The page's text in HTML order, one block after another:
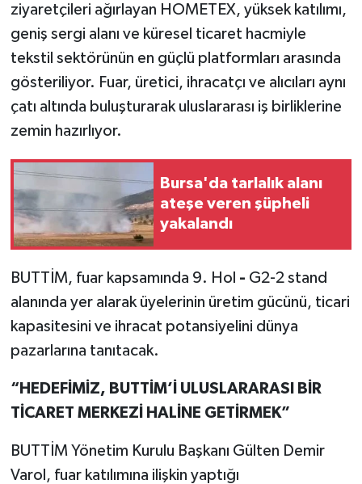
ziyaretçileri ağırlayan HOMETEX, yüksek katılımı,
geniş sergi alanı ve küresel ticaret hacmiyle
tekstil sektörünün en güçlü platformları arasında
gösteriliyor. Fuar, üretici, ihracatçı ve alıcıları aynı
çatı altında buluşturarak uluslararası iş birliklerine
zemin hazırlıyor.
Bursa'da tarlalık alanı
ateşe veren şüpheli
yakalandı
BUTTİM, fuar kapsamında 9. Hol - G2-2 stand
alanında yer alarak üyelerinin üretim gücünü, ticari
kapasitesini ve ihracat potansiyelini dünya
pazarlarına tanıtacak.
“HEDEFİMİZ, BUTTİM’İ ULUSLARARASI BİR
TİCARET MERKEZİ HALİNE GETİRMEK”
BUTTİM Yönetim Kurulu Başkanı Gülten Demir
Varol, fuar katılımına ilişkin yaptığı